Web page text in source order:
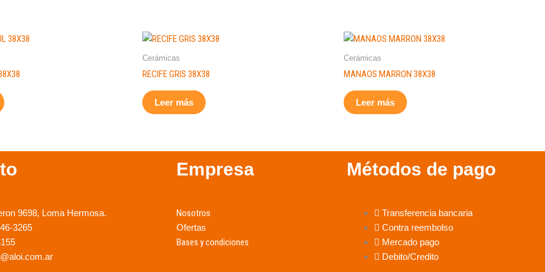
Cerámicas
RECIFE GRIS 38X38
Leer más
Cerámicas
MANAOS MARRON 38X38
Leer más
9698, Loma Hermosa.
3265
Empresa
Nosotros
Ofertas
Bases y condiciones
Métodos de pago
Transferencia bancaria
Contra reembolso
Mercado pago
Debito/Credito